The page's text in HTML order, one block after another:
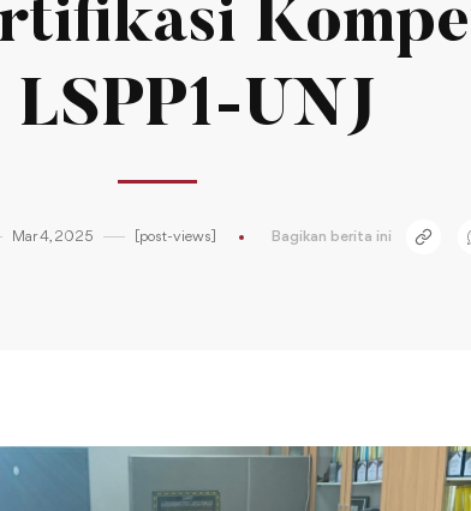
UNJ
Mar 4, 2025 [post-views] Bagikan berita ini